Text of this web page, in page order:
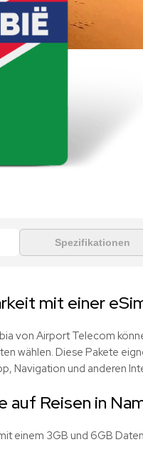
Spezifikationen
mit einer
von Airport Telecom
wählen. Diese Pakete
Navigation und anderen
auf Reisen in
einem 3GB und 6GB